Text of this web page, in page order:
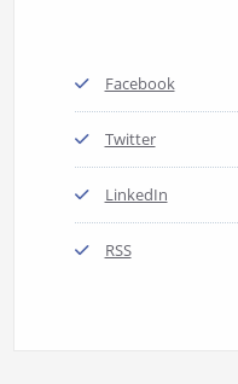
Facebook
Twitter
LinkedIn
RSS